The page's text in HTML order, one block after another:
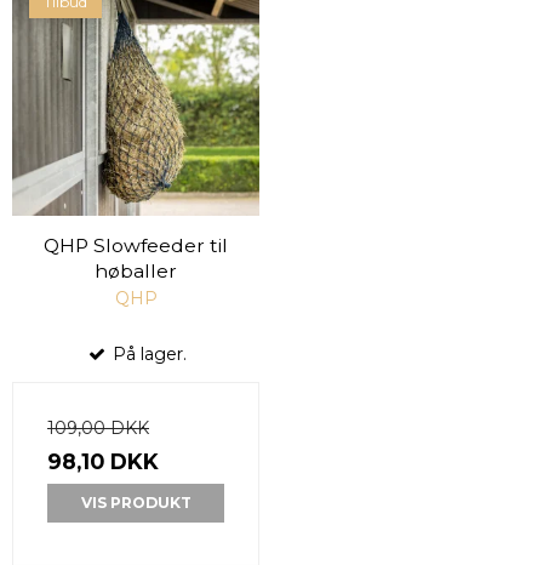
QHP Slowfeeder til
høballer
QHP
På lager.
109,00 DKK
98,10 DKK
VIS PRODUKT